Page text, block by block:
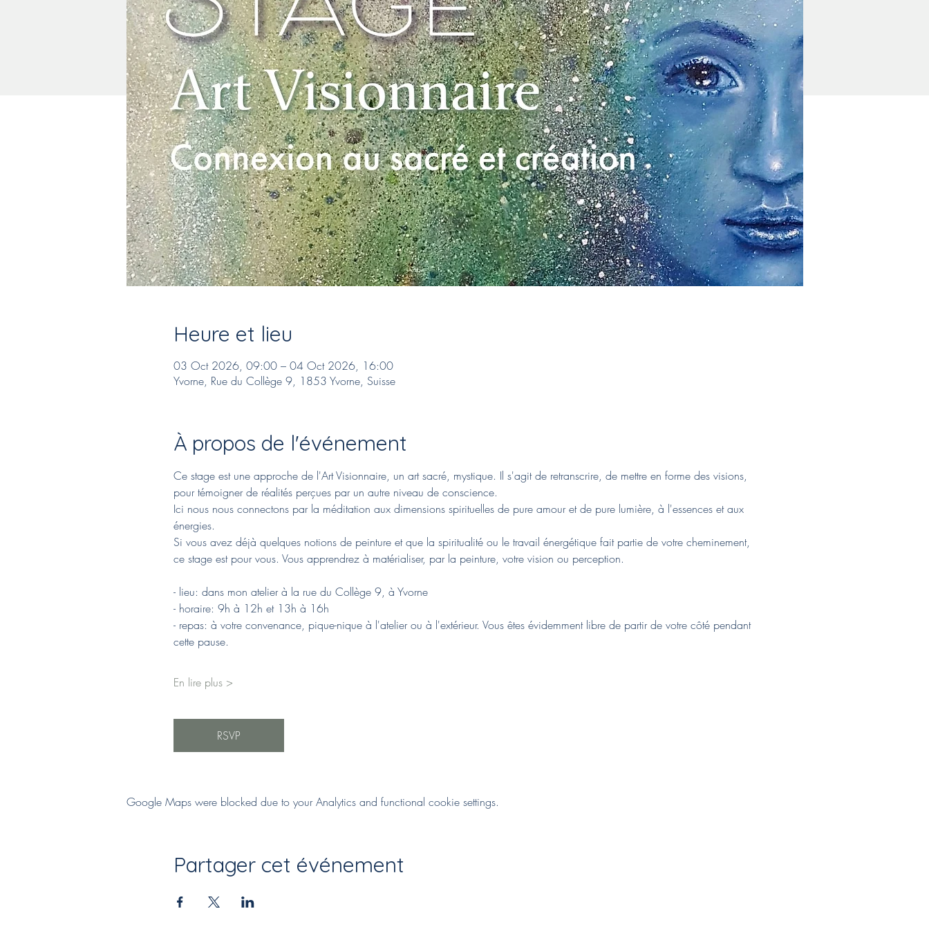
Heure et lieu
03 Oct 2026, 09:00 – 04 Oct 2026, 16:00
Yvorne, Rue du Collège 9, 1853 Yvorne, Suisse
À propos de l'événement
Ce stage est une approche de l'Art Visionnaire, un art sacré, mystique. Il s'agit de retranscrire, de mettre en forme des visions,
pour témoigner de réalités perçues par un autre niveau de conscience.
Ici nous nous connectons par la méditation aux dimensions spirituelles de pure amour et de pure lumière, à l'essences et aux
énergies.
Si vous avez déjà quelques notions de peinture et que la spiritualité ou le travail énergétique fait partie de votre cheminement,
ce stage est pour vous. Vous apprendrez à matérialiser, par la peinture, votre vision ou perception.
- lieu: dans mon atelier à la rue du Collège 9, à Yvorne
- horaire: 9h à 12h et 13h à 16h
- repas: à votre convenance, pique-nique à l'atelier ou à l'extérieur. Vous êtes évidemment libre de partir de votre côté pendant
cette pause.
En lire plus >
RSVP
Google Maps were blocked due to your Analytics and functional cookie settings.
Partager cet événement